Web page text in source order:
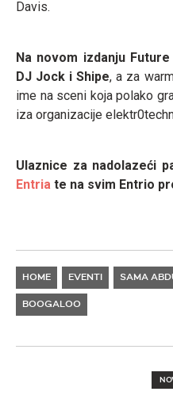
Davis.
Na novom izdanju
DJ Jock i Shipe, a za
ime na sceni koja polako
iza organizacije
Ulaznice za nadolazeći
Entria te na svim Entrio
HOME EVENTI SAMA
BOOGALOO